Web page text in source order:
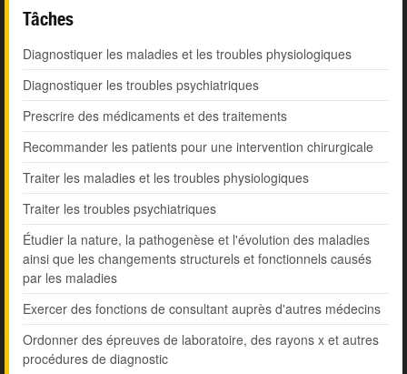
Tâches
Diagnostiquer les maladies et les troubles physiologiques
Diagnostiquer les troubles psychiatriques
Prescrire des médicaments et des traitements
Recommander les patients pour une intervention chirurgicale
Traiter les maladies et les troubles physiologiques
Traiter les troubles psychiatriques
Étudier la nature, la pathogenèse et l'évolution des maladies
ainsi que les changements structurels et fonctionnels causés
par les maladies
Exercer des fonctions de consultant auprès d'autres médecins
Ordonner des épreuves de laboratoire, des rayons x et autres
procédures de diagnostic